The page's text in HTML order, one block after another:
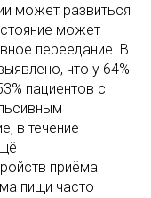
может развиться
может
переедание. В
что у 64%
пациентов с
в течение
приёма
пищи часто